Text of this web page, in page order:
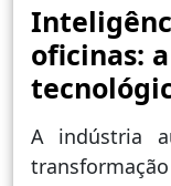
oficinas:
A indústria